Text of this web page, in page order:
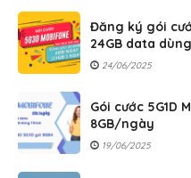
Đăng ký gói
24GB data
24/06/2025
Gói cước 5G1D
8GB/ngày
19/06/2025